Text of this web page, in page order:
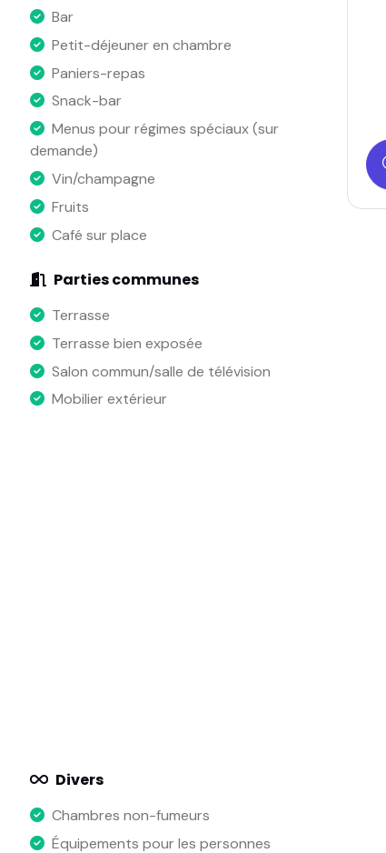
Bar
Petit-déjeuner en chambre
Paniers-repas
Snack-bar
Menus pour régimes spéciaux (sur
demande)
Vin/champagne
Fruits
Café sur place
Parties communes
Terrasse
Terrasse bien exposée
Salon commun/salle de télévision
Mobilier extérieur
Divers
Chambres non-fumeurs
Équipements pour les personnes